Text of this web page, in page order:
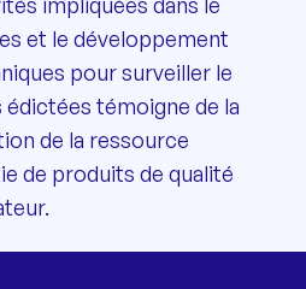
et le développement
pour surveiller le
témoigne de la
de la ressource
de produits de qualité